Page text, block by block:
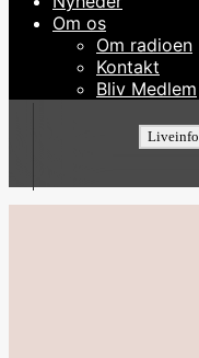
Om os
Om radioen
Kontakt
Bliv Medlem
Liveinfo